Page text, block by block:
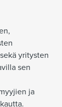
yritysten
sen
ja